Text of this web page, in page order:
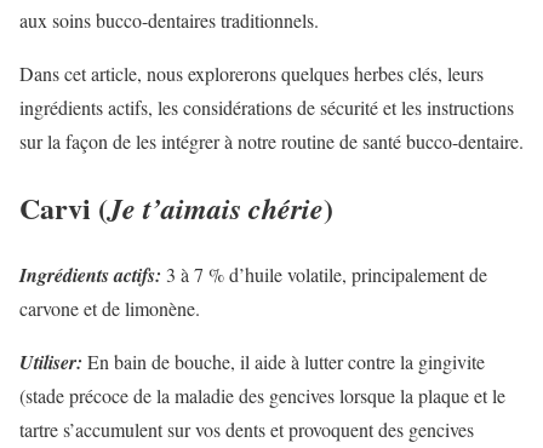
aux soins bucco-dentaires traditionnels.
Dans cet article, nous explorerons quelques herbes clés, leurs
ingrédients actifs, les considérations de sécurité et les instructions
sur la façon de les intégrer à notre routine de santé bucco-dentaire.
Carvi (Je t’aimais chérie)
Ingrédients actifs: 3 à 7 % d’huile volatile, principalement de
carvone et de limonène.
Utiliser: En bain de bouche, il aide à lutter contre la gingivite
(stade précoce de la maladie des gencives lorsque la plaque et le
tartre s’accumulent sur vos dents et provoquent des gencives